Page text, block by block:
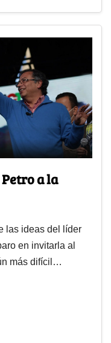
a la
las ideas del líder
en invitarla al
más difícil…